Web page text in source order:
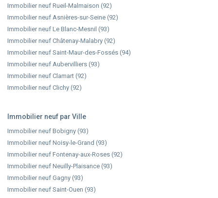
Immobilier neuf Rueil-Malmaison (92)
Immobilier neuf Asnières-sur-Seine (92)
Immobilier neuf Le Blanc-Mesnil (93)
Immobilier neuf Châtenay-Malabry (92)
Immobilier neuf Saint-Maur-des-Fossés (94)
Immobilier neuf Aubervilliers (93)
Immobilier neuf Clamart (92)
Immobilier neuf Clichy (92)
Immobilier neuf par Ville
Immobilier neuf Bobigny (93)
Immobilier neuf Noisy-le-Grand (93)
Immobilier neuf Fontenay-aux-Roses (92)
Immobilier neuf Neuilly-Plaisance (93)
Immobilier neuf Gagny (93)
Immobilier neuf Saint-Ouen (93)